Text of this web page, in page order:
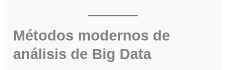
Métodos modernos de
análisis de Big Data